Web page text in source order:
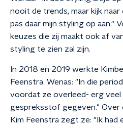
nooit de trends, maar kijk
pas daar mijn styling op aan."
keuzes die zij maakt ook af
styling te zien zal zijn.
In 2018 en 2019 werkte
Feenstra. Wenas: "In die
voordat ze overleed- erg veel
gespreksstof gegeven." Over
Kim Feenstra zegt ze: "Ik had